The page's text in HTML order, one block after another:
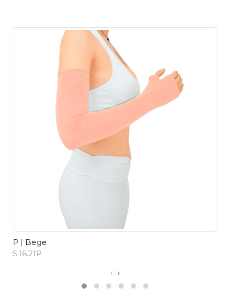
P | Bege
S.16.21P
‹ ›